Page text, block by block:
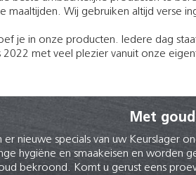
maaltijden. Wij gebruiken altijd verse
je in onze producten. Iedere dag
met veel plezier vanuit onze
Met
er nieuwe specials van uw Keurslager
hygiëne en smaakeisen en worden
bekroond. Komt u gerust eens